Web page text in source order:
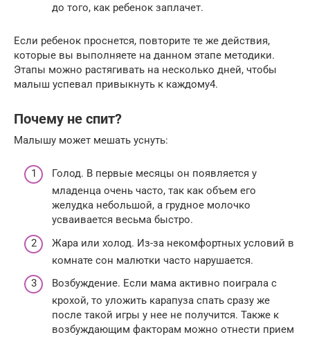
до того, как ребенок заплачет.
Если ребенок проснется, повторите те же действия,
которые вы выполняете на данном этапе методики.
Этапы можно растягивать на несколько дней, чтобы
малыш успевал привыкнуть к каждому4.
Почему не спит?
Малышу может мешать уснуть:
Голод. В первые месяцы он появляется у
младенца очень часто, так как объем его
желудка небольшой, а грудное молочко
усваивается весьма быстро.
Жара или холод. Из-за некомфортных условий в
комнате сон малютки часто нарушается.
Возбуждение. Если мама активно поиграла с
крохой, то уложить карапуза спать сразу же
после такой игры у нее не получится. Также к
возбуждающим факторам можно отнести прием